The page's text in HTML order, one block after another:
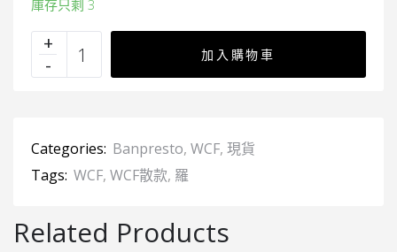
庫存只剩 3
加入購物車
Categories: Banpresto, WCF, 現貨
Tags: WCF, WCF散款, 羅
Related Products